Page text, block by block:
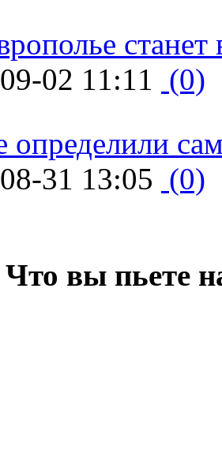
02 11:11 (0)
31 13:05 (0)
Что вы пьете